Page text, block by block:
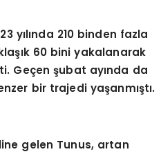
yılında 210 binden fazla
60 bini yakalanarak
Geçen şubat ayında da
bir trajedi yaşanmıştı.
gelen Tunus, artan